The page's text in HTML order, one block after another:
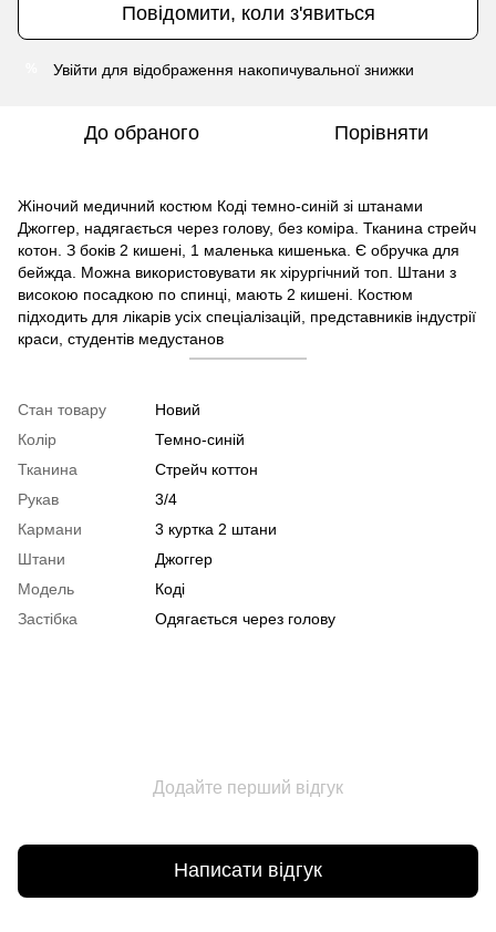
Повідомити, коли з'явиться
Увійти для відображення накопичувальної знижки
До обраного Порівняти
Жіночий медичний костюм Коді темно-синій зі штанами
Джоггер, надягається через голову, без коміра. Тканина стрейч
котон. З боків 2 кишені, 1 маленька кишенька. Є обручка для
бейжда. Можна використовувати як хірургічний топ. Штани з
високою посадкою по спинці, мають 2 кишені. Костюм
підходить для лікарів усіх спеціалізацій, представників індустрії
краси, студентів медустанов
Стан товару
Новий
Колір
Темно-синій
Тканина
Стрейч коттон
Рукав
3/4
Кармани
3 куртка 2 штани
Штани
Джоггер
Модель
Коді
Застібка
Одягається через голову
Додайте перший відгук
Написати відгук